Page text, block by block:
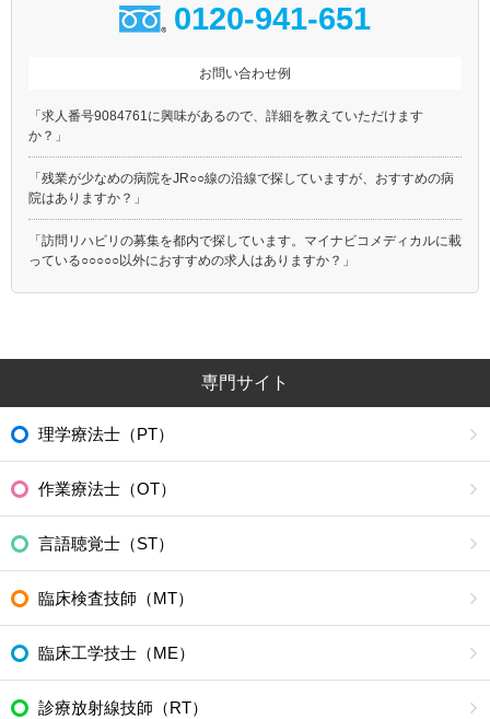
0120-941-651
お問い合わせ例
「求人番号9084761に興味があるので、詳細を教えていただけます
か？」
「残業が少なめの病院をJR○○線の沿線で探していますが、おすすめの病
院はありますか？」
「訪問リハビリの募集を都内で探しています。マイナビコメディカルに載
っている○○○○○以外におすすめの求人はありますか？」
専門サイト
理学療法士（PT）
作業療法士（OT）
言語聴覚士（ST）
臨床検査技師（MT）
臨床工学技士（ME）
診療放射線技師（RT）